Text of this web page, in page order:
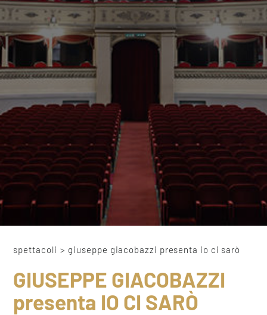
spettacoli > giuseppe giacobazzi presenta io ci sarò
GIUSEPPE GIACOBAZZI
presenta IO CI SARÒ